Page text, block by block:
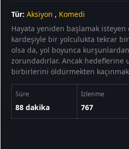
Tür: Aksiyon , Komedi
Hayata yeniden başlamak
kardeşiyle bir yolculukta tekrar
olsa da, yol boyunca
zorundadırlar. Ancak hedeflerine
birbirlerini öldürmekten
Süre
88 dakika
İzlenme
767